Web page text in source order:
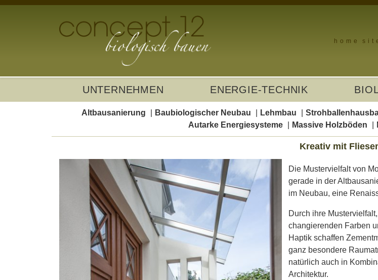
home
UNTERNEHMEN ENERGIE-TECHNIK
Altbausanierung Baubiologischer Neubau Lehmbau
Autarke Energiesysteme
Massive Holzböden
Kreativ mit
Die Mustervielfalt von
gerade in der
im Neubau, eine
Durch ihre
changierenden Farben
Haptik schaffen
ganz besondere
natürlich auch in
Architektur.